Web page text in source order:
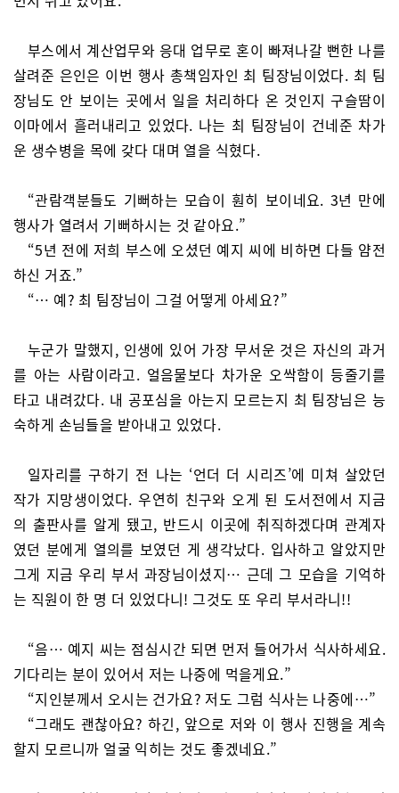
부스에서 계산업무와 응대 업무로 혼이 빠져나갈 뻔한 나를
살려준 은인은 이번 행사 총책임자인 최 팀장님이었다. 최 팀
장님도 안 보이는 곳에서 일을 처리하다 온 것인지 구슬땀이
이마에서 흘러내리고 있었다. 나는 최 팀장님이 건네준 차가
운 생수병을 목에 갖다 대며 열을 식혔다.
“관람객분들도 기뻐하는 모습이 훤히 보이네요. 3년 만에
행사가 열려서 기뻐하시는 것 같아요.”
“5년 전에 저희 부스에 오셨던 예지 씨에 비하면 다들 얌전
하신 거죠.”
“… 예? 최 팀장님이 그걸 어떻게 아세요?”
누군가 말했지, 인생에 있어 가장 무서운 것은 자신의 과거
를 아는 사람이라고. 얼음물보다 차가운 오싹함이 등줄기를
타고 내려갔다. 내 공포심을 아는지 모르는지 최 팀장님은 능
숙하게 손님들을 받아내고 있었다.
일자리를 구하기 전 나는 ‘언더 더 시리즈’에 미쳐 살았던
작가 지망생이었다. 우연히 친구와 오게 된 도서전에서 지금
의 출판사를 알게 됐고, 반드시 이곳에 취직하겠다며 관계자
였던 분에게 열의를 보였던 게 생각났다. 입사하고 알았지만
그게 지금 우리 부서 과장님이셨지… 근데 그 모습을 기억하
는 직원이 한 명 더 있었다니! 그것도 또 우리 부서라니!!
“음… 예지 씨는 점심시간 되면 먼저 들어가서 식사하세요.
기다리는 분이 있어서 저는 나중에 먹을게요.”
“지인분께서 오시는 건가요? 저도 그럼 식사는 나중에…”
“그래도 괜찮아요? 하긴, 앞으로 저와 이 행사 진행을 계속
할지 모르니까 얼굴 익히는 것도 좋겠네요.”